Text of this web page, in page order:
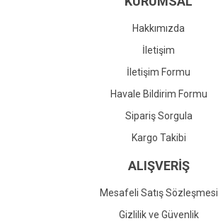
Gönder
Hakkımızda
İletişim
İletişim Formu
Havale Bildirim Formu
Sipariş Sorgula
Kargo Takibi
ALIŞVERİŞ
Mesafeli Satış Sözleşmesi
Gizlilik ve Güvenlik